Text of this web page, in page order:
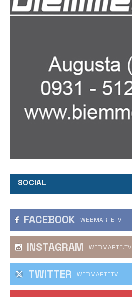
SOCIAL
FACEBOOK WEBMARTETV
INSTAGRAM WEBMARTE.TV
TWITTER WEBMARTETV